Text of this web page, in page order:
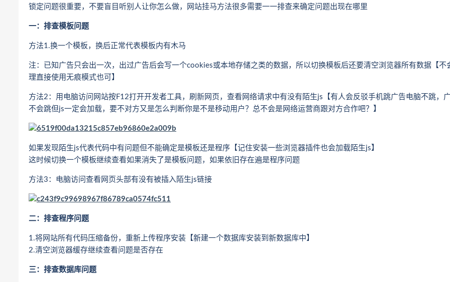
锁定问题很重要，不要盲目听别人让你怎么做，网站挂马方法很多需要一一排查来确定问题出现在哪里
一：排查模板问题
方法1.换一个模板，换后正常代表模板内有木马
注：已知广告只会出一次，出过广告后会写一个cookies或本地存储之类的数据，所以切换模板后还要清空浏览器所有数据【不
理直接使用无痕模式也可】
方法2：用电脑访问网站按F12打开开发者工具，刷新网页，查看网络请求中有没有陌生js【有人会反驳手机跳广告电脑不跳，
不会跳但js一定会加载，要不对方又是怎么判断你是不是移动用户？总不会是网络运营商跟对方合作吧？】
如果发现陌生js代表代码中有问题但不能确定是模板还是程序【记住安装一些浏览器插件也会加载陌生js】
这时候切换一个模板继续查看如果消失了是模板问题，如果依旧存在遍是程序问题
方法3：电脑访问查看网页头部有没有被插入陌生js链接
二：排查程序问题
1.将网站所有代码压缩备份，重新上传程序安装【新建一个数据库安装到新数据库中】
2.清空浏览器缓存继续查看问题是否存在
三：排查数据库问题